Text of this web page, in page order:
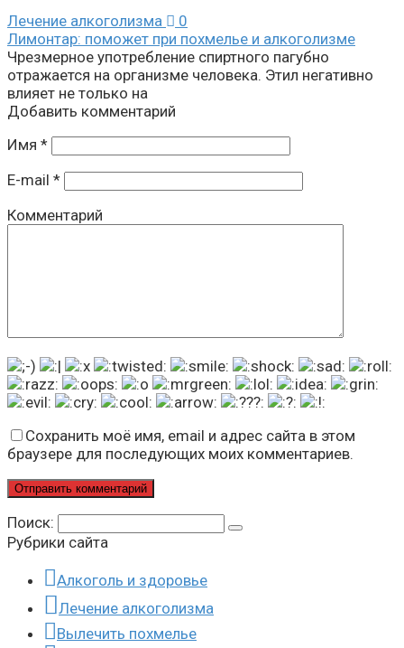
Лечение алкоголизма
0
Лимонтар: поможет при похмелье и алкоголизме
Чрезмерное употребление спиртного пагубно
отражается на организме человека. Этил негативно
влияет не только на
Добавить комментарий
Имя *
E-mail *
Комментарий
Сохранить моё имя, email и адрес сайта в этом
браузере для последующих моих комментариев.
Поиск:
Рубрики сайта
Алкоголь и здоровье
Лечение алкоголизма
Вылечить похмелье